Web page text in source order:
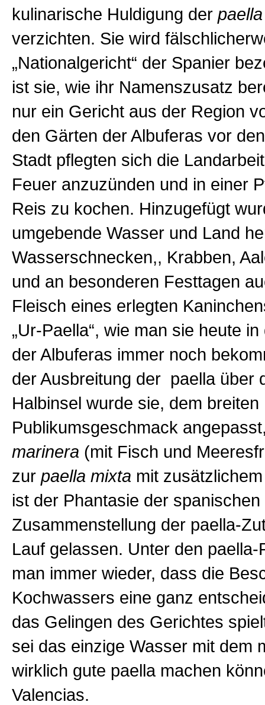
kulinarische Huldigung der
verzichten. Sie wird
„Nationalgericht“ der Spanier
ist sie, wie ihr Namenszusatz
nur ein Gericht aus der Region
den Gärten der Albuferas vor
Stadt pflegten sich die
Feuer anzuzünden und in einer
Reis zu kochen. Hinzugefügt
umgebende Wasser und Land
Wasserschnecken,, Krabben,
und an besonderen Festtagen
Fleisch eines erlegten
„Ur-Paella“, wie man sie heute
der Albuferas immer noch
der Ausbreitung der paella über
Halbinsel wurde sie, dem breiten
Publikumsgeschmack
marinera (mit Fisch und
zur paella mixta mit
ist der Phantasie der
Zusammenstellung der paella-
Lauf gelassen. Unter den
man immer wieder, dass die
Kochwassers eine ganz
das Gelingen des Gerichtes
sei das einzige Wasser mit dem
wirklich gute paella machen
Valencias.